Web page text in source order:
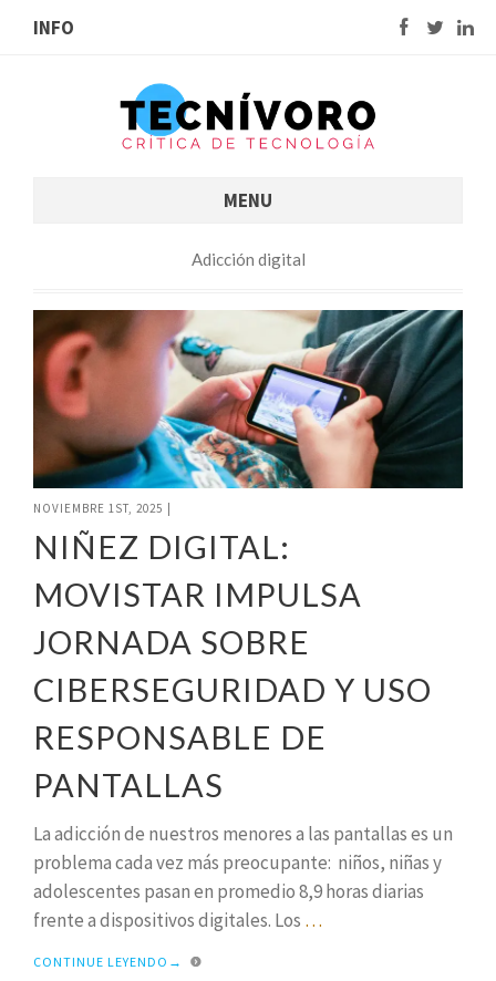
INFO
MENU
Adicción digital
NOVIEMBRE 1ST, 2025
NIÑEZ DIGITAL:
MOVISTAR IMPULSA
JORNADA SOBRE
CIBERSEGURIDAD Y USO
RESPONSABLE DE
PANTALLAS
La adicción de nuestros menores a las pantallas es un
problema cada vez más preocupante: niños, niñas y
adolescentes pasan en promedio 8,9 horas diarias
frente a dispositivos digitales. Los …
CONTINUE LEYENDO →